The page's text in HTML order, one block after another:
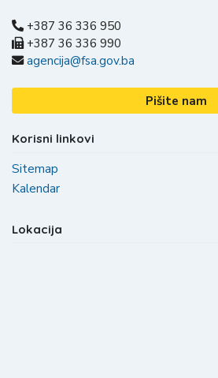
+387 36 336 950
+387 36 336 990
agencija@fsa.gov.ba
Pišite nam
Korisni linkovi
Sitemap
Kalendar
Lokacija